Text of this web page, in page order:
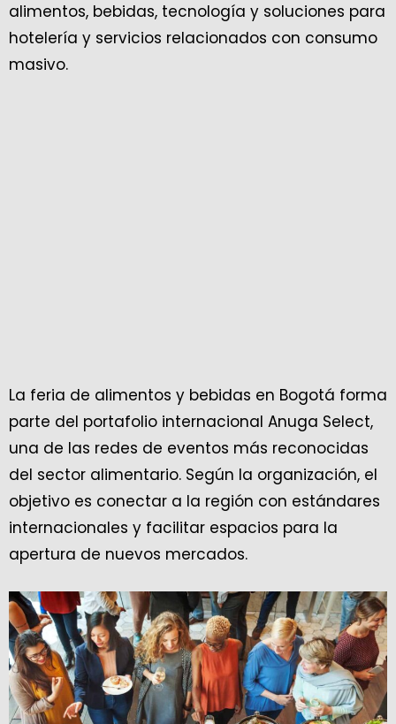
alimentos, bebidas, tecnología y soluciones para
hotelería y servicios relacionados con consumo
masivo.
La feria de alimentos y bebidas en Bogotá forma
parte del portafolio internacional Anuga Select,
una de las redes de eventos más reconocidas
del sector alimentario. Según la organización, el
objetivo es conectar a la región con estándares
internacionales y facilitar espacios para la
apertura de nuevos mercados.